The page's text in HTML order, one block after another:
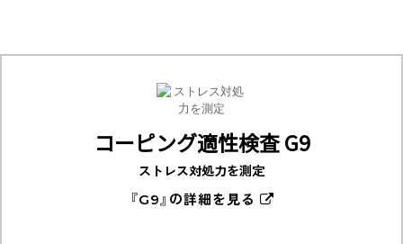
コーピング適性検査 G9
ストレス対処力を測定
『G9』の詳細を見る